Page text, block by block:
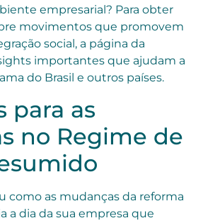
empresarial? Para obter
movimentos que promovem
social, a página da
importantes que ajudam a
do Brasil e outros países.
para as
no Regime de
como as mudanças da reforma
a dia da sua empresa que